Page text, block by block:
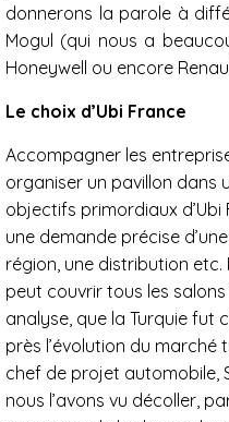
donnerons la parole à
Mogul (qui nous a
Honeywell ou encore
Le choix d’Ubi France
Accompagner les
organiser un pavillon dans
objectifs primordiaux
une demande précise
région, une distribution
peut couvrir tous les
analyse, que la Turquie fut
près l’évolution du marché
chef de projet automobile,
nous l’avons vu décoller,